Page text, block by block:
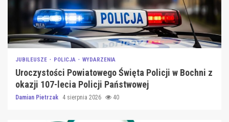
JUBILEUSZE POLICJA WYDARZENIA
Uroczystości Powiatowego Święta Policji w Bochni z
okazji 107-lecia Policji Państwowej
Damian Pietrzak 4 sierpnia 2026 40